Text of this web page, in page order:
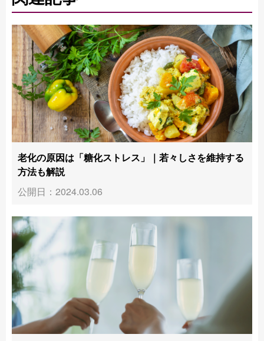
老化の原因は「糖化ストレス」｜若々しさを維持する
方法も解説
公開日：2024.03.06